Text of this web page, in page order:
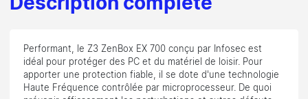
Description complète
Performant, le Z3 ZenBox EX 700 conçu par Infosec est
idéal pour protéger des PC et du matériel de loisir. Pour
apporter une protection fiable, il se dote d'une technologie
Haute Fréquence contrôlée par microprocesseur. De quoi